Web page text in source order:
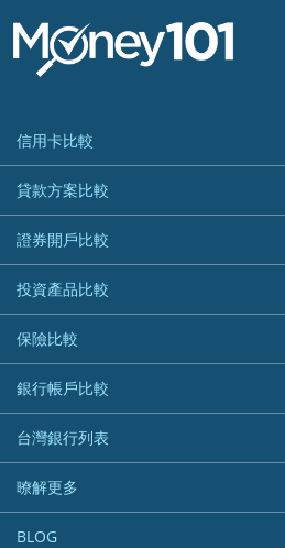
信用卡比較
信用卡情境類別推薦
所有信用卡
精選推薦
國內外現金回饋
繳稅優惠
航空哩程回饋
加油優惠
分期零利率優惠
首刷禮優惠
網購優惠
貸款方案比較
快速線上貸款推薦
最完整貸款資訊一次看
繳稅貸款
貸款計算機
車貸計算機
精選貸款推薦
信貸利率比較
一般個人貸款
優質客戶貸款
證券開戶比較
台股證券戶
美股證券戶
投資產品比較
機器人投資
加密貨幣
外幣定存
保險比較
住宅險
汽車保險
機車保險
寵物險
銀行帳戶比較
財富管理帳戶
數位存款帳戶
美元定存
台灣銀行列表
銀行與合作機構列表
銀行客服電話
暸解更多
加入我們
BLOG